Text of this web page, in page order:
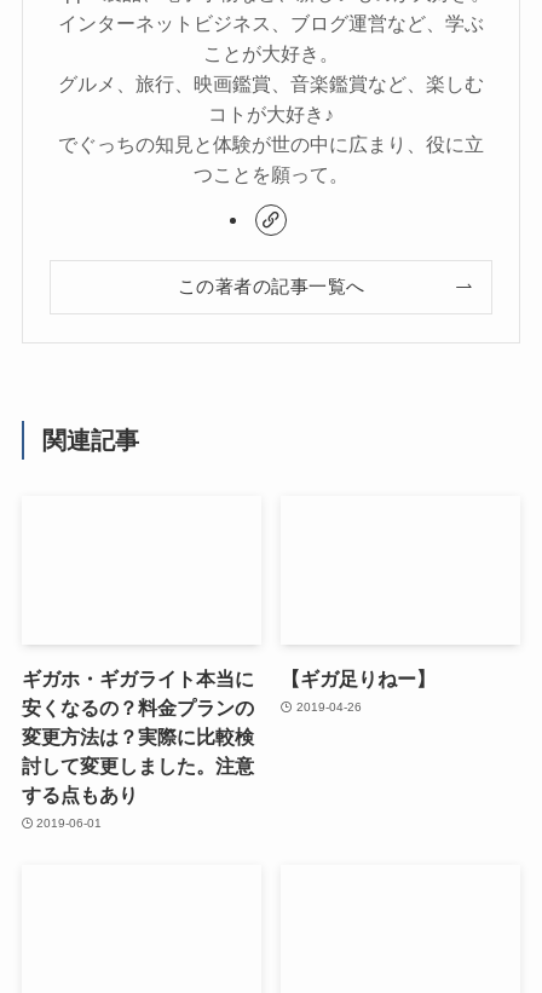
インターネットビジネス、ブログ運営など、学ぶ
ことが大好き。
グルメ、旅行、映画鑑賞、音楽鑑賞など、楽しむ
コトが大好き♪
でぐっちの知見と体験が世の中に広まり、役に立
つことを願って。
この著者の記事一覧へ
関連記事
ギガホ・ギガライト本当に
安くなるの？料金プランの
変更方法は？実際に比較検
討して変更しました。注意
する点もあり
2019-06-01
【ギガ足りねー】
2019-04-26